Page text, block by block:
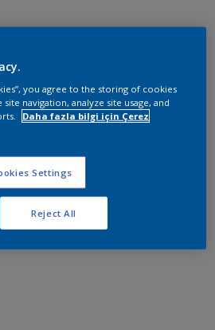
you agree to the storing of cookies
navigation, analyze site usage, and
Daha fazla bilgi için Çerez
Settings
Reject All